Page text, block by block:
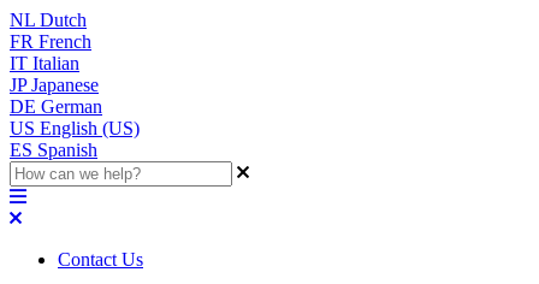
NL Dutch
FR French
IT Italian
JP Japanese
DE German
US English (US)
ES Spanish
Contact Us